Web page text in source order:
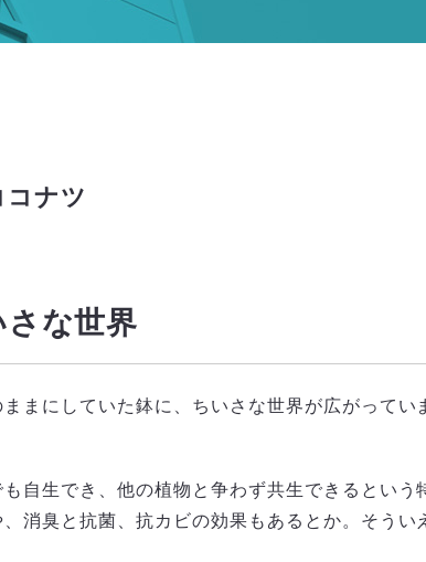
コナツ
さな世界
まにしていた鉢に、ちいさな世界が広がってい
自生でき、他の植物と争わず共生できるという
消臭と抗菌、抗カビの効果もあるとか。そう